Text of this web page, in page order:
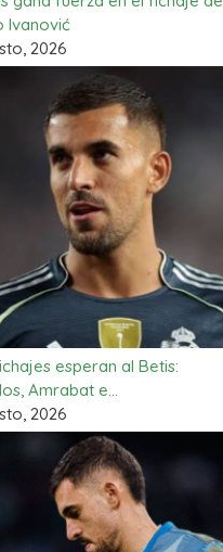
Ivanović
2026
esperan al Betis:
Amrabat e…
2026